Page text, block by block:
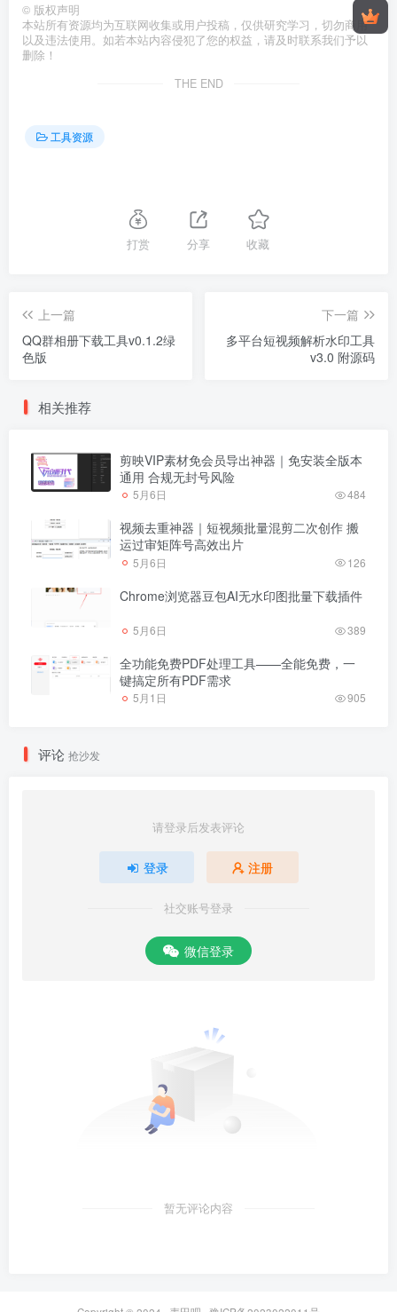
© 版权声明
本站所有资源均为互联网收集或用户投稿，仅供研究学习，切勿商用
以及违法使用。如若本站内容侵犯了您的权益，请及时联系我们予以
删除！
THE END
工具资源
打赏 分享 收藏
上一篇
QQ群相册下载工具v0.1.2绿
色版
下一篇
多平台短视频解析水印工具
v3.0 附源码
相关推荐
剪映VIP素材免会员导出神器｜免安装全版本
通用 合规无封号风险
5月6日 484
视频去重神器｜短视频批量混剪二次创作 搬
运过审矩阵号高效出片
5月6日 126
Chrome浏览器豆包AI无水印图批量下载插件
5月6日 389
全功能免费PDF处理工具——全能免费，一
键搞定所有PDF需求
5月1日 905
评论 抢沙发
请登录后发表评论
登录 注册
社交账号登录
微信登录
暂无评论内容